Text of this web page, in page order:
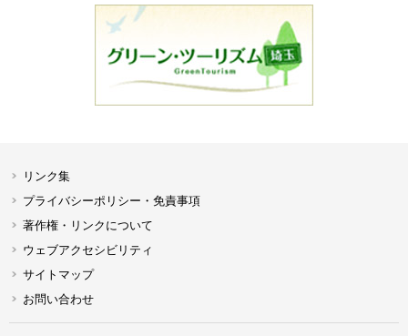
リンク集
プライバシーポリシー・免責事項
著作権・リンクについて
ウェブアクセシビリティ
サイトマップ
お問い合わせ